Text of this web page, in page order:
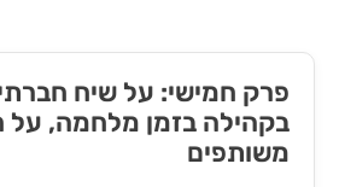
פרק חמישי: על שיח חברתי
בקהילה בזמן מלחמה, על
משותפים